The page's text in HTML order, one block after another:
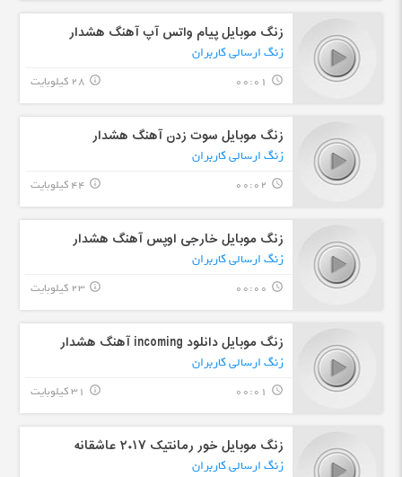
زنگ موبایل پیام واتس آپ آهنگ هشدار
زنگ ارسالی کاربران
query_builder
00:01 28 کیلوبایت info_outline
زنگ موبایل سوت زدن آهنگ هشدار
زنگ ارسالی کاربران
query_builder
00:02 44 کیلوبایت info_outline
زنگ موبایل خارجی اوپس آهنگ هشدار
زنگ ارسالی کاربران
query_builder
00:00 23 کیلوبایت info_outline
زنگ موبایل دانلود incoming آهنگ هشدار
زنگ ارسالی کاربران
query_builder
00:01 31 کیلوبایت info_outline
زنگ موبایل خور رمانتیک ۲۰۱۷ عاشقانه
زنگ ارسالی کاربران